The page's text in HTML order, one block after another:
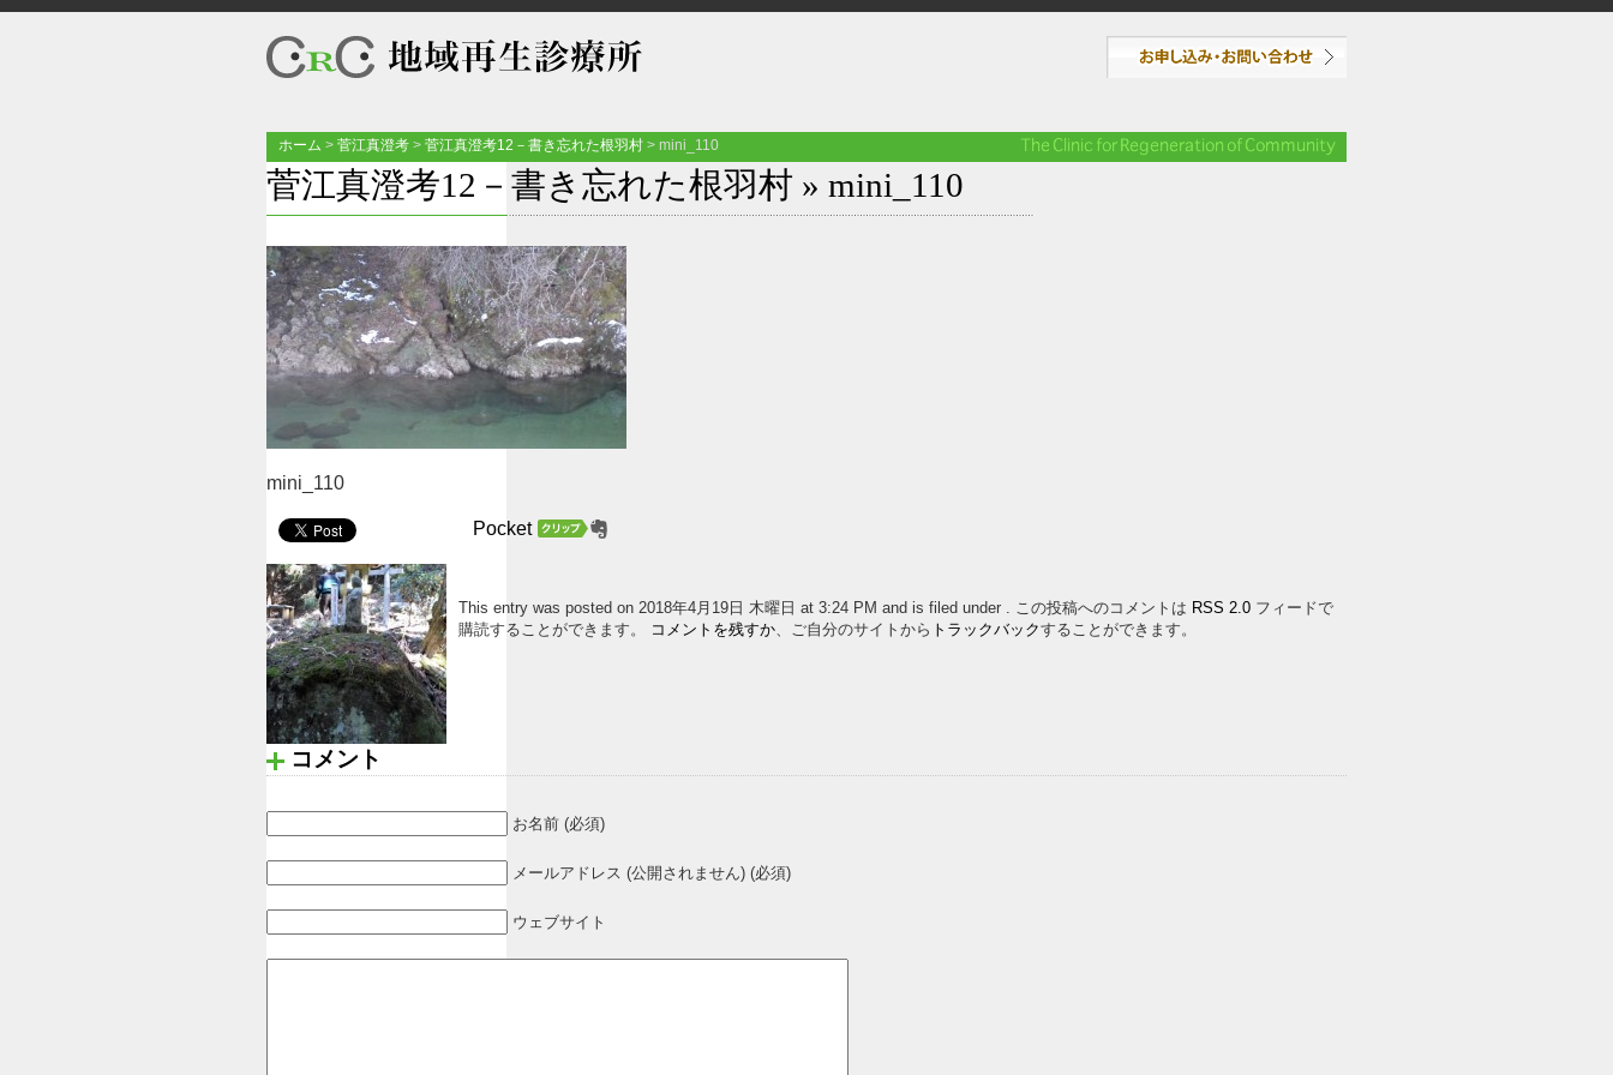
ホーム > 菅江真澄考 > 菅江真澄考12－書き忘れた根羽村 > mini_110
菅江真澄考12－書き忘れた根羽村 » mini_110
mini_110
Pocket
This entry was posted on 2018年4月19日 木曜日 at 3:24 PM and is filed under . この投稿へのコメントは RSS 2.0 フィードで
購読することができます。
コメントを残すか、ご自分のサイトから トラックバックすることができます。
コメント
お名前 (必須)
メールアドレス (公開されません) (必須)
ウェブサイト